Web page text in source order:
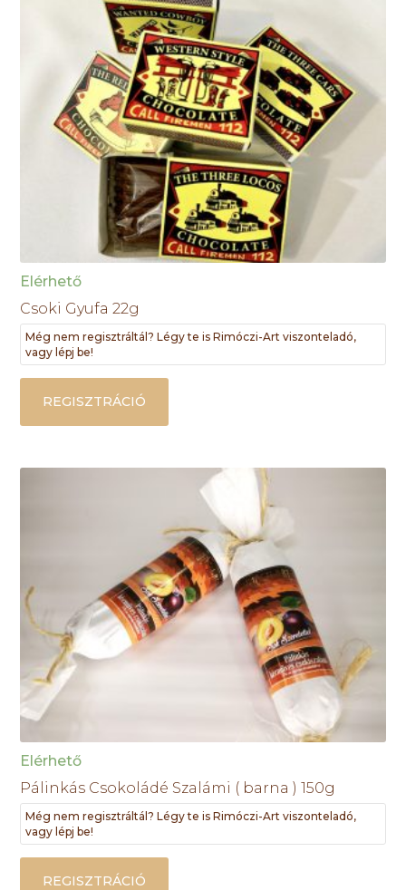
Elérhető
Csoki Gyufa 22g
Még nem regisztráltál? Légy te is Rimóczi-Art viszonteladó,
vagy lépj be!
REGISZTRÁCIÓ
Elérhető
Pálinkás Csokoládé Szalámi ( barna ) 150g
Még nem regisztráltál? Légy te is Rimóczi-Art viszonteladó,
vagy lépj be!
REGISZTRÁCIÓ